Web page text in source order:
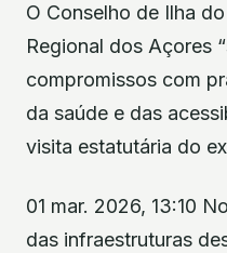
O Conselho de Ilha
Regional dos Açores
compromissos com
da saúde e das
visita estatutária do
01 mar. 2026, 13:10
das infraestruturas